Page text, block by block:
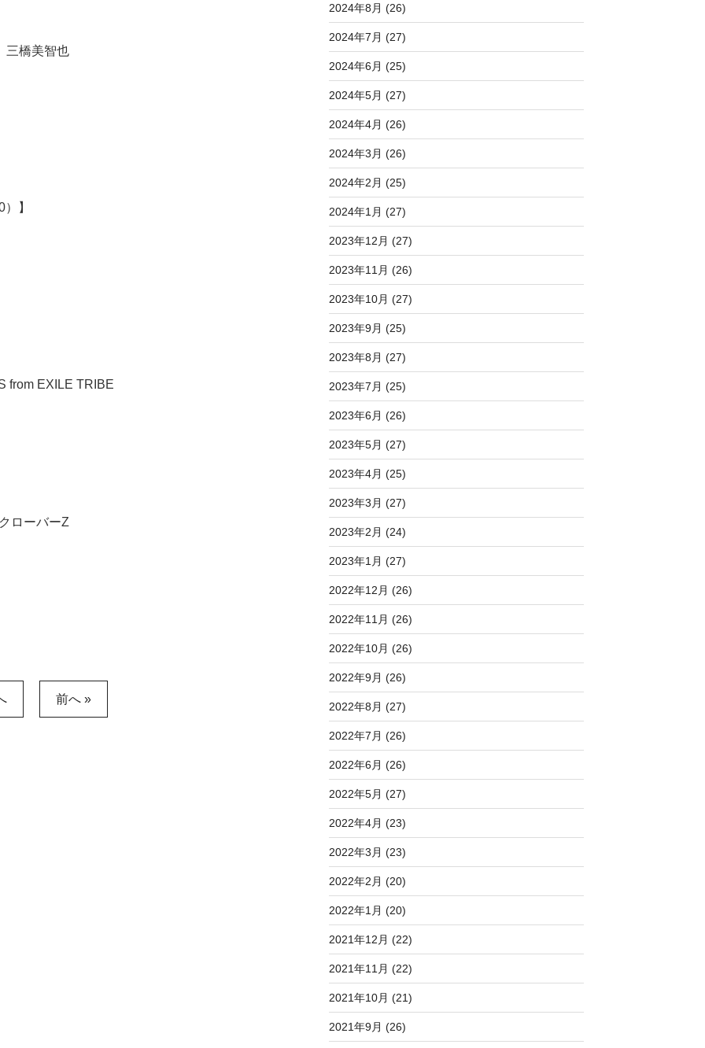
橋美智也
】
from EXILE TRIBE
ローバーZ
前へ »
2024年8月 (26)
2024年7月 (27)
2024年6月 (25)
2024年5月 (27)
2024年4月 (26)
2024年3月 (26)
2024年2月 (25)
2024年1月 (27)
2023年12月 (27)
2023年11月 (26)
2023年10月 (27)
2023年9月 (25)
2023年8月 (27)
2023年7月 (25)
2023年6月 (26)
2023年5月 (27)
2023年4月 (25)
2023年3月 (27)
2023年2月 (24)
2023年1月 (27)
2022年12月 (26)
2022年11月 (26)
2022年10月 (26)
2022年9月 (26)
2022年8月 (27)
2022年7月 (26)
2022年6月 (26)
2022年5月 (27)
2022年4月 (23)
2022年3月 (23)
2022年2月 (20)
2022年1月 (20)
2021年12月 (22)
2021年11月 (22)
2021年10月 (21)
2021年9月 (26)